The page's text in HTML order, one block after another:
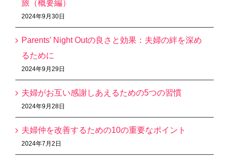
旅（概要編）
2024年9月30日
Parents’ Night Outの良さと効果：夫婦の絆を深め
るために
2024年9月29日
夫婦がお互い感謝しあえるための5つの習慣
2024年9月28日
夫婦仲を改善するための10の重要なポイント
2024年7月2日